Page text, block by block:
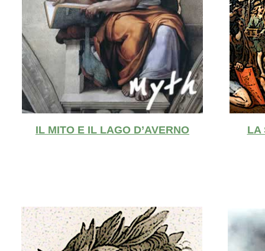
IL MITO E IL LAGO D’AVERNO LA